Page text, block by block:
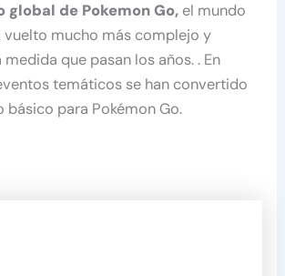
global de Pokemon Go, el mundo
vuelto mucho más complejo y
que pasan los años. . En
temáticos se han convertido
básico para Pokémon Go.